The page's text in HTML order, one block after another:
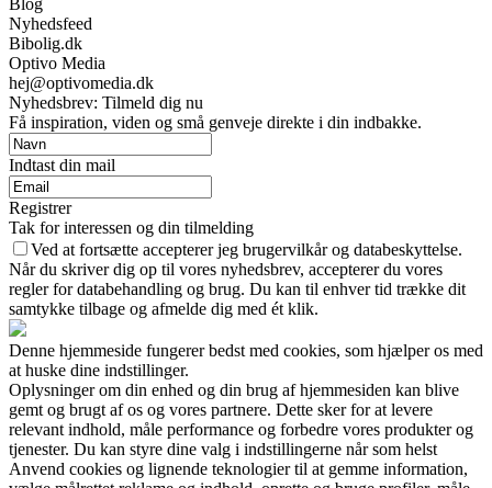
Blog
Nyhedsfeed
Bibolig.dk
Optivo Media
hej@optivomedia.dk
Nyhedsbrev: Tilmeld dig nu
Få inspiration, viden og små genveje direkte i din indbakke.
Indtast din mail
Registrer
Tak for interessen og din tilmelding
Ved at fortsætte accepterer jeg brugervilkår og databeskyttelse.
Når du skriver dig op til vores nyhedsbrev, accepterer du vores
regler for databehandling og brug. Du kan til enhver tid trække dit
samtykke tilbage og afmelde dig med ét klik.
Denne hjemmeside fungerer bedst med cookies, som hjælper os med
at huske dine indstillinger.
Oplysninger om din enhed og din brug af hjemmesiden kan blive
gemt og brugt af os og vores partnere. Dette sker for at levere
relevant indhold, måle performance og forbedre vores produkter og
tjenester. Du kan styre dine valg i indstillingerne når som helst
Anvend cookies og lignende teknologier til at gemme information,